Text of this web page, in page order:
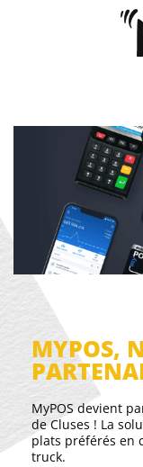
MYPOS,
MyPOS devient
de Cluses ! La
plats préférés en
truck.